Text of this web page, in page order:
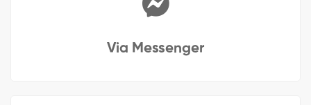
Via Messenger